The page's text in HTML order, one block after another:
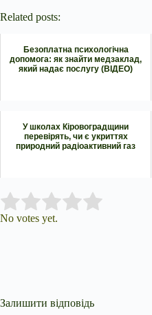
Related posts:
Безоплатна психологічна
допомога: як знайти медзаклад,
який надає послугу (ВІДЕО)
У школах Кіровоградщини
перевірять, чи є укриттях
природний радіоактивний газ
Rate this item:
No votes yet.
Залишити відповідь